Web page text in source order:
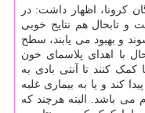
کرونا، اظهار داشت: در
و تابحال هم نتایج خوبی
و بهبود می یابند، سطح
با اهدای پلاسمای خون
کمک کنند تا آنتی بادی به
کند و یا به بیماری غلبه
می باشد. البته هرچند که